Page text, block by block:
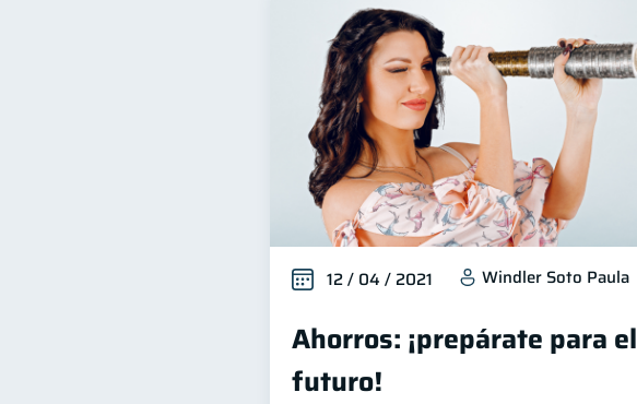
12 / 04 / 2021 Windler Soto Paula
Ahorros: ¡prepárate para el
futuro!